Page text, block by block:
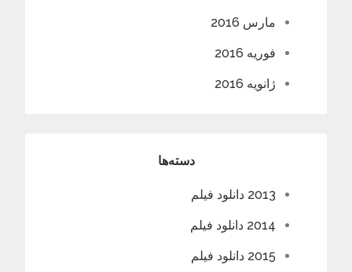
مارس 2016
فوریه 2016
ژانویه 2016
دسته‌ها
2013 دانلود فیلم
2014 دانلود فیلم
2015 دانلود فیلم